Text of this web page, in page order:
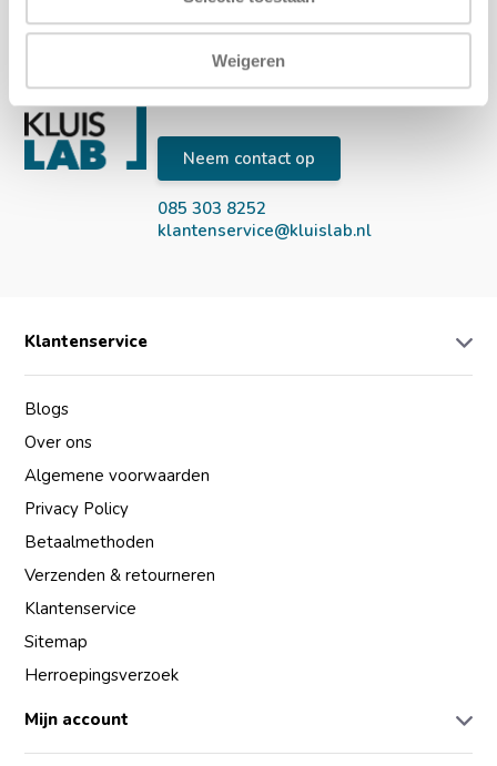
Weigeren
Kluislab heeft 50 jaar ervaring.
Neem contact op
085 303 8252
klantenservice@kluislab.nl
Klantenservice
Blogs
Over ons
Algemene voorwaarden
Privacy Policy
Betaalmethoden
Verzenden & retourneren
Klantenservice
Sitemap
Herroepingsverzoek
Mijn account